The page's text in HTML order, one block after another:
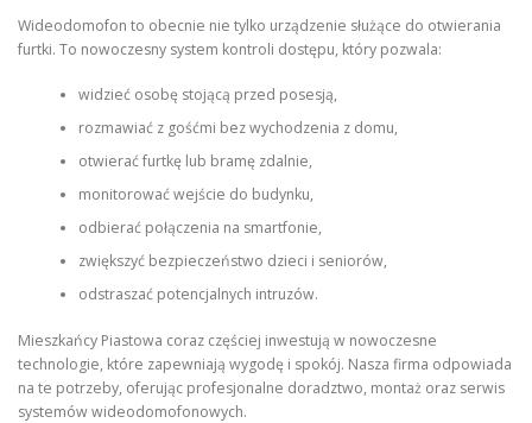
Wideodomofon to obecnie nie tylko urządzenie służące do otwierania
furtki. To nowoczesny system kontroli dostępu, który pozwala:
widzieć osobę stojącą przed posesją,
rozmawiać z gośćmi bez wychodzenia z domu,
otwierać furtkę lub bramę zdalnie,
monitorować wejście do budynku,
odbierać połączenia na smartfonie,
zwiększyć bezpieczeństwo dzieci i seniorów,
odstraszać potencjalnych intruzów.
Mieszkańcy Piastowa coraz częściej inwestują w nowoczesne
technologie, które zapewniają wygodę i spokój. Nasza firma odpowiada
na te potrzeby, oferując profesjonalne doradztwo, montaż oraz serwis
systemów wideodomofonowych.